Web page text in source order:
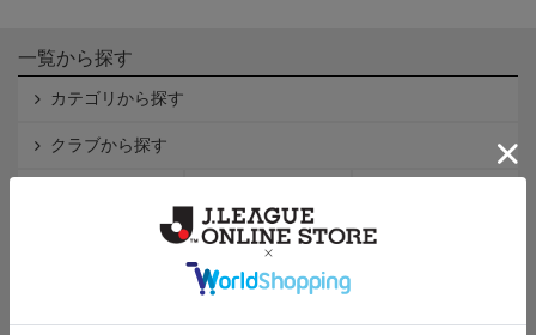
一覧から探す
カテゴリから探す
クラブから探す
インフォメーション
Ｊリーグオンラインストアとは